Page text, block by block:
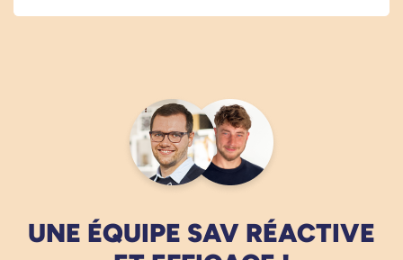
UNE ÉQUIPE SAV RÉACTIVE